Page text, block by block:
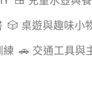
🎲 桌遊與趣味小
練 🚗 交通工具與